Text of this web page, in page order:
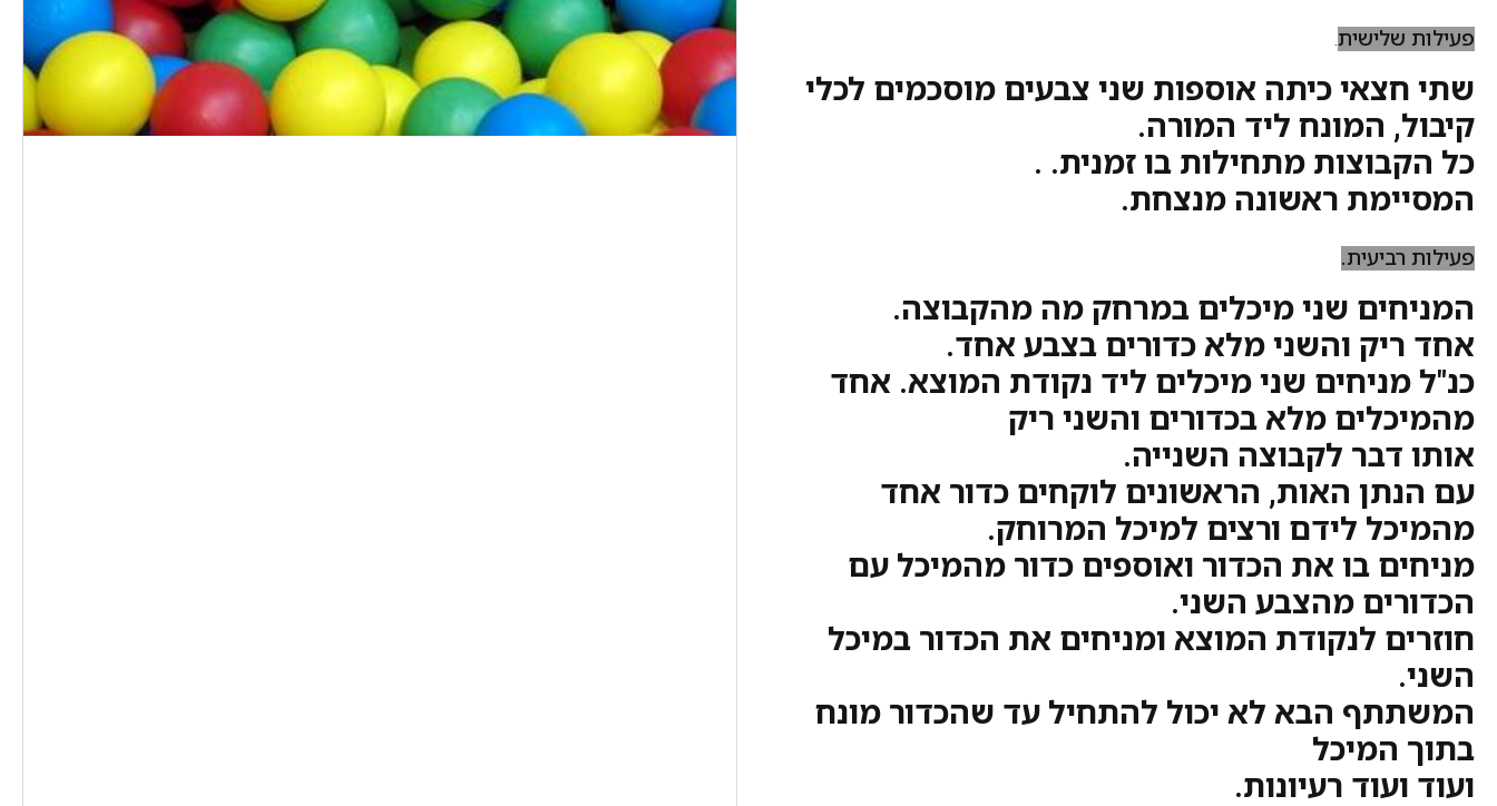
פעילות שלישית.
שתי חצאי כיתה אוספות שני צבעים מוסכמים לכלי
קיבול, המונח ליד המורה.
כל הקבוצות מתחילות בו זמנית. .
המסיימת ראשונה מנצחת.
פעילות רביעית.
המניחים שני מיכלים במרחק מה מהקבוצה.
אחד ריק והשני מלא כדורים בצבע אחד.
כנ"ל מניחים שני מיכלים ליד נקודת המוצא. אחד
מהמיכלים מלא בכדורים והשני ריק
אותו דבר לקבוצה השנייה.
עם הנתן האות, הראשונים לוקחים כדור אחד
מהמיכל לידם ורצים למיכל המרוחק.
מניחים בו את הכדור ואוספים כדור מהמיכל עם
הכדורים מהצבע השני.
חוזרים לנקודת המוצא ומניחים את הכדור במיכל
השני.
המשתתף הבא לא יכול להתחיל עד שהכדור מונח
בתוך המיכל
ועוד ועוד רעיונות.